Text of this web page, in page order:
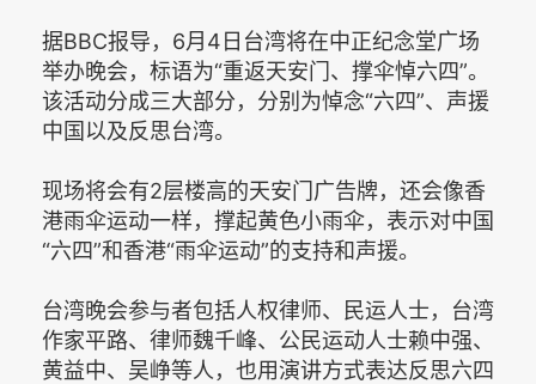
据BBC报导，6月4日台湾将在中正纪念堂广场
举办晚会，标语为“重返天安门、撑伞悼六四”。
该活动分成三大部分，分别为悼念“六四”、声援
中国以及反思台湾。
现场将会有2层楼高的天安门广告牌，还会像香
港雨伞运动一样，撑起黄色小雨伞，表示对中国
“六四”和香港“雨伞运动”的支持和声援。
台湾晚会参与者包括人权律师、民运人士，台湾
作家平路、律师魏千峰、公民运动人士赖中强、
黄益中、吴峥等人，也用演讲方式表达反思六四